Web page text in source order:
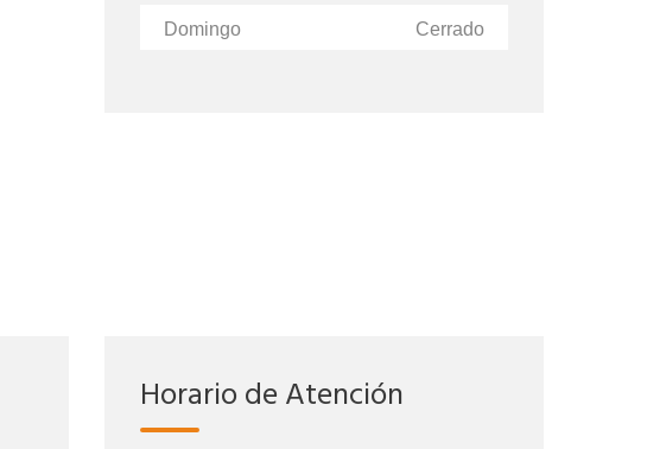
Domingo Cerrado
Horario de Atención